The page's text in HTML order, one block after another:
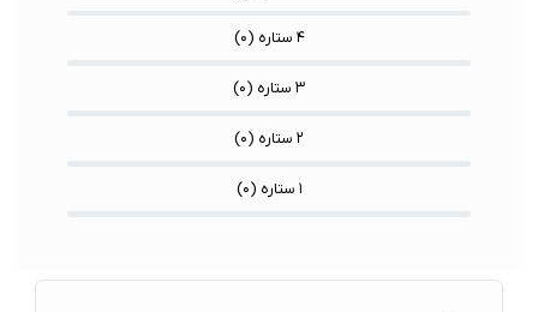
۴ ستاره ( ۰)
۳ ستاره ( ۰)
۲ ستاره ( ۰)
۱ ستاره ( ۰)